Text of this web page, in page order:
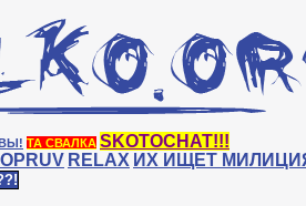
ТА СВАЛКА SKOTOCHAT!!!
RELAX ИХ ИЩЕТ